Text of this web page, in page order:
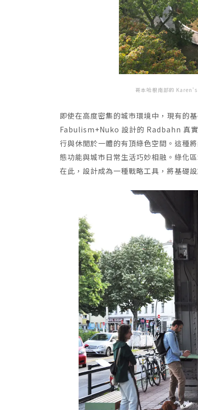
哥本哈根南部的
即使在高度密集的城市環境中，現有的
Fabulism+Nuko 設計的 Radbahn 真實
行與休閒於一體的有頂綠色空間。這種
態功能與城市日常生活巧妙相融。綠化
在此，設計成為一種戰略工具，將基礎